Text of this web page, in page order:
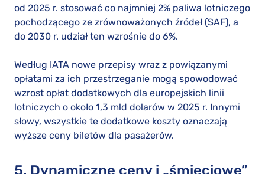
od 2025 r. stosować co najmniej 2% paliwa lotniczego
pochodzącego ze zrównoważonych źródeł (SAF), a
do 2030 r. udział ten wzrośnie do 6%.
Według IATA nowe przepisy wraz z powiązanymi
opłatami za ich przestrzeganie mogą spowodować
wzrost opłat dodatkowych dla europejskich linii
lotniczych o około 1,3 mld dolarów w 2025 r. Innymi
słowy, wszystkie te dodatkowe koszty oznaczają
wyższe ceny biletów dla pasażerów.
5. Dynamiczne ceny i „śmieciowe”